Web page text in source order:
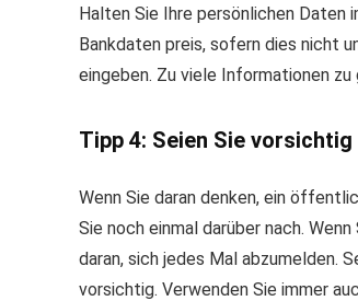
Halten Sie Ihre persönlichen Daten
Bankdaten preis, sofern dies nicht
eingeben. Zu viele Informationen
Tipp 4: Seien Sie
Wenn Sie daran denken, ein
Sie noch einmal darüber nach.
daran, sich jedes Mal abzumelden.
vorsichtig. Verwenden Sie immer